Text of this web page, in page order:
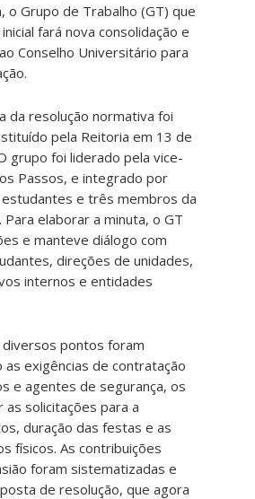
o Grupo de Trabalho (GT) que
fará nova consolidação e
Conselho Universitário para
da resolução normativa foi
pela Reitoria em 13 de
grupo foi liderado pela vice-
Passos, e integrado por
estudantes e três membros da
elaborar a minuta, o GT
e manteve diálogo com
direções de unidades,
internos e entidades
diversos pontos foram
exigências de contratação
e agentes de segurança, os
as solicitações para a
duração das festas e as
físicos. As contribuições
foram sistematizadas e
de resolução, que agora